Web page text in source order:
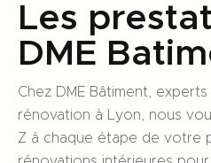
Les
DME
Chez DME Bâtiment,
rénovation à Lyon, nous
Z à chaque étape de votre